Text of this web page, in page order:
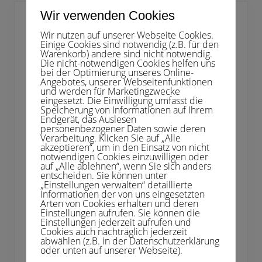
ä
e
u
n
d
A
n
l
a
g
e
Gastronomie
15. April 2024
Unser neuer Clubwirt Pasquale hat eine
Wir verwenden Cookies
Wir nutzen auf unserer Webseite Cookies.
Einige Cookies sind notwendig (z.B. für den
Warenkorb) andere sind nicht notwendig.
Die nicht-notwendigen Cookies helfen uns
bei der Optimierung unseres Online-
Angebotes, unserer Webseitenfunktionen
und werden für Marketingzwecke
eingesetzt. Die Einwilligung umfasst die
Speicherung von Informationen auf Ihrem
Endgerät, das Auslesen
personenbezogener Daten sowie deren
Verarbeitung. Klicken Sie auf „Alle
akzeptieren“, um in den Einsatz von nicht
notwendigen Cookies einzuwilligen oder
auf „Alle ablehnen“, wenn Sie sich anders
entscheiden. Sie können unter
„Einstellungen verwalten“ detaillierte
Informationen der von uns eingesetzten
Arten von Cookies erhalten und deren
Einstellungen aufrufen. Sie können die
Einstellungen jederzeit aufrufen und
Cookies auch nachträglich jederzeit
abwählen (z.B. in der Datenschutzerklärung
oder unten auf unserer Webseite).